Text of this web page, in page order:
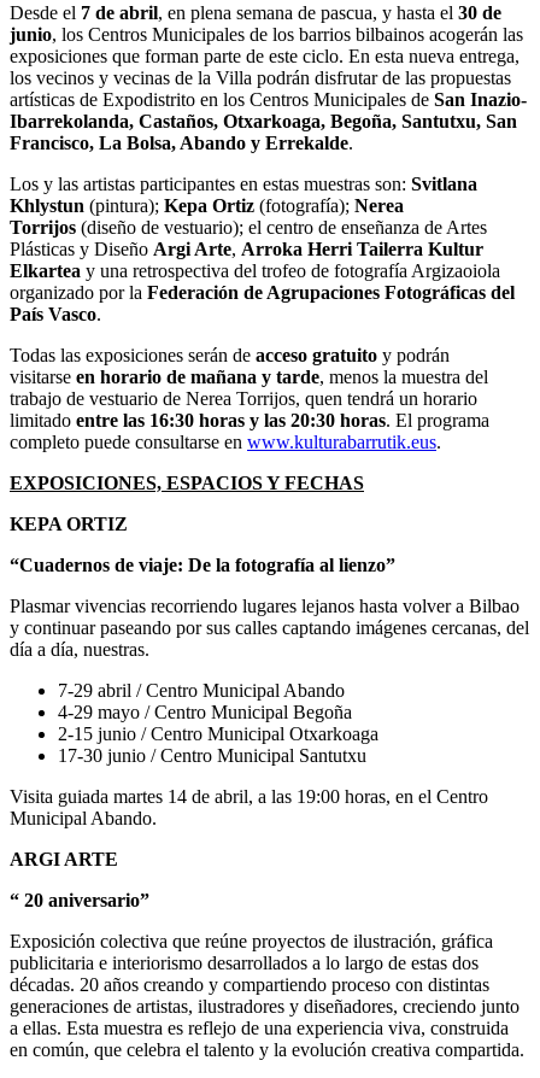
Desde el 7 de abril, en plena semana de pascua, y hasta el 30 de
junio, los Centros Municipales de los barrios bilbainos acogerán las
exposiciones que forman parte de este ciclo. En esta nueva entrega,
los vecinos y vecinas de la Villa podrán disfrutar de las propuestas
artísticas de Expodistrito en los Centros Municipales de San Inazio-
Ibarrekolanda, Castaños, Otxarkoaga, Begoña, Santutxu, San
Francisco, La Bolsa, Abando y Errekalde.
Los y las artistas participantes en estas muestras son: Svitlana
Khlystun (pintura); Kepa Ortiz (fotografía); Nerea
Torrijos (diseño de vestuario); el centro de enseñanza de Artes
Plásticas y Diseño Argi Arte, Arroka Herri Tailerra Kultur
Elkartea y una retrospectiva del trofeo de fotografía Argizaoiola
organizado por la Federación de Agrupaciones Fotográficas del
País Vasco.
Todas las exposiciones serán de acceso gratuito y podrán
visitarse en horario de mañana y tarde, menos la muestra del
trabajo de vestuario de Nerea Torrijos, quen tendrá un horario
limitado entre las 16:30 horas y las 20:30 horas. El programa
completo puede consultarse en www.kulturabarrutik.eus.
EXPOSICIONES, ESPACIOS Y FECHAS
KEPA ORTIZ
“Cuadernos de viaje: De la fotografía al lienzo”
Plasmar vivencias recorriendo lugares lejanos hasta volver a Bilbao
y continuar paseando por sus calles captando imágenes cercanas, del
día a día, nuestras.
7-29 abril / Centro Municipal Abando
4-29 mayo / Centro Municipal Begoña
2-15 junio / Centro Municipal Otxarkoaga
17-30 junio / Centro Municipal Santutxu
Visita guiada martes 14 de abril, a las 19:00 horas, en el Centro
Municipal Abando.
ARGI ARTE
“ 20 aniversario”
Exposición colectiva que reúne proyectos de ilustración, gráfica
publicitaria e interiorismo desarrollados a lo largo de estas dos
décadas. 20 años creando y compartiendo proceso con distintas
generaciones de artistas, ilustradores y diseñadores, creciendo junto
a ellas. Esta muestra es reflejo de una experiencia viva, construida
en común, que celebra el talento y la evolución creativa compartida.